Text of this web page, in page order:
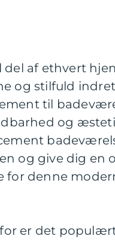
del af ethvert
og stilfuld
til
og
og give dig en
for denne
er det